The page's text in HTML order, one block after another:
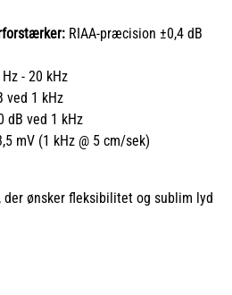
RIAA-præcision ±0,4 dB
- 20 kHz
ved 1 kHz
dB ved 1 kHz
mV (1 kHz @ 5 cm/sek)
ønsker fleksibilitet og sublim lyd